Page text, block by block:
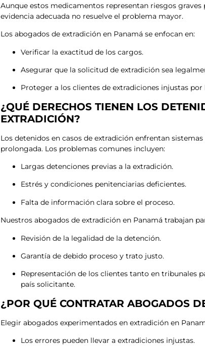
Aunque estos medicamentos representan riesgos
evidencia adecuada no resuelve el problema mayor.
Los abogados de extradición en Panamá se enfocan en:
Verificar la exactitud de los cargos.
Asegurar que la solicitud de extradición sea
Proteger a los clientes de extradiciones injustas por
¿QUÉ DERECHOS TIENEN LOS
EXTRADICIÓN?
Los detenidos en casos de extradición enfrentan
prolongada. Los problemas comunes incluyen:
Largas detenciones previas a la extradición.
Estrés y condiciones penitenciarias deficientes.
Falta de información clara sobre el proceso.
Nuestros abogados de extradición en Panamá trabajan
Revisión de la legalidad de la detención.
Garantía de debido proceso y trato justo.
Representación de los clientes tanto en tribunales
país solicitante.
¿POR QUÉ CONTRATAR ABOGADOS
Elegir abogados experimentados en extradición en
Los errores pueden llevar a extradiciones injustas.